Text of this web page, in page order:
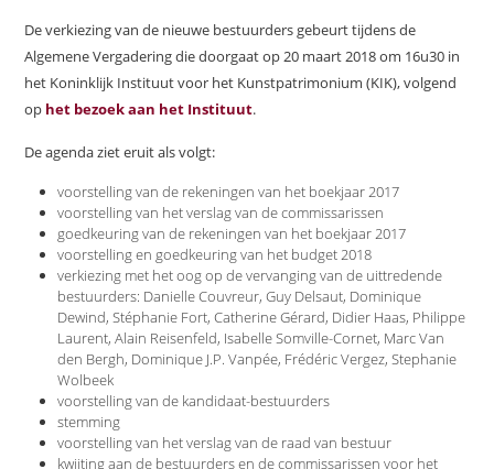
De verkiezing van de nieuwe bestuurders gebeurt tijdens de
Algemene Vergadering die doorgaat op 20 maart 2018 om 16u30 in
het Koninklijk Instituut voor het Kunstpatrimonium (KIK), volgend
op het bezoek aan het Instituut.
De agenda ziet eruit als volgt:
voorstelling van de rekeningen van het boekjaar 2017
voorstelling van het verslag van de commissarissen
goedkeuring van de rekeningen van het boekjaar 2017
voorstelling en goedkeuring van het budget 2018
verkiezing met het oog op de vervanging van de uittredende
bestuurders: Danielle Couvreur, Guy Delsaut, Dominique
Dewind, Stéphanie Fort, Catherine Gérard, Didier Haas, Philippe
Laurent, Alain Reisenfeld, Isabelle Somville-Cornet, Marc Van
den Bergh, Dominique J.P. Vanpée, Frédéric Vergez, Stephanie
Wolbeek
voorstelling van de kandidaat-bestuurders
stemming
voorstelling van het verslag van de raad van bestuur
kwijting aan de bestuurders en de commissarissen voor het